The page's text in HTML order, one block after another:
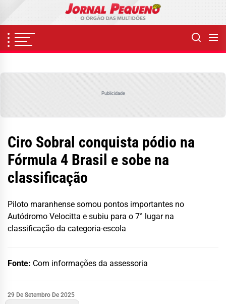
content
Publicidade
Ciro Sobral conquista pódio na
Fórmula 4 Brasil e sobe na
classificação
Piloto maranhense somou pontos importantes no
Autódromo Velocitta e subiu para o 7° lugar na
classificação da categoria-escola
Fonte: Com informações da assessoria
29 De Setembro De 2025